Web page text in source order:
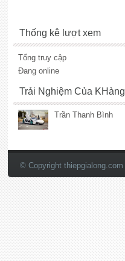
Thống kê lượt xem
Tổng truy cập
Đang online
Trải Nghiệm Của KHàng
Trần Thanh Bình
© Copyright thiepgialong.com